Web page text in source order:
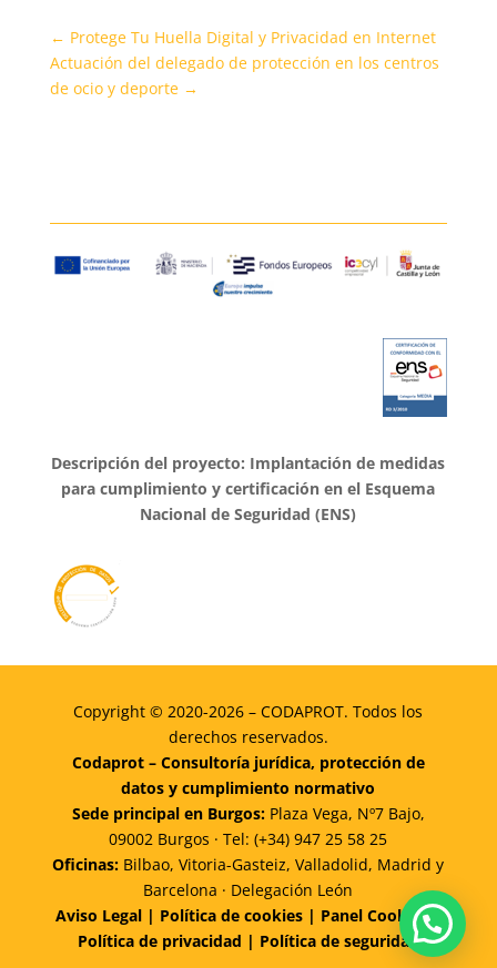
← Protege Tu Huella Digital y Privacidad en Internet
Actuación del delegado de protección en los centros
de ocio y deporte→
Descripción del proyecto: Implantación de medidas
para cumplimiento y certificación en el Esquema
Nacional de Seguridad (ENS)
Copyright © 2020-2026 – CODAPROT. Todos los
derechos reservados.
Codaprot – Consultoría jurídica, protección de
datos y cumplimiento normativo
Sede principal en Burgos: Plaza Vega, Nº7 Bajo,
09002 Burgos · Tel:(+34) 947 25 58 25
Oficinas: Bilbao, Vitoria-Gasteiz, Valladolid, Madrid y
Barcelona · Delegación León
Aviso Legal| Política de cookies| Panel Cookies|
Política de privacidad | Política de seguridad